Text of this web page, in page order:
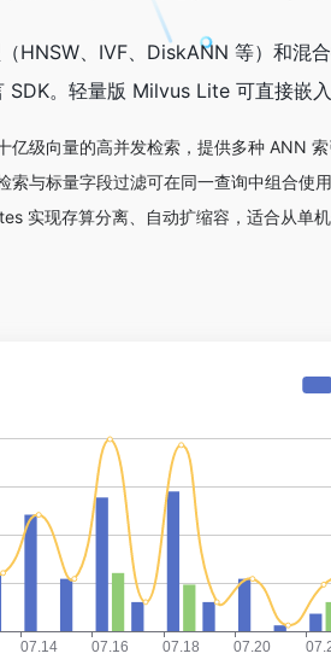
HNSW、IVF、DiskANN 等）和混
。轻量版 Milvus Lite 可直接嵌
亿级向量的高并发检索，提供多种 ANN
索与标量字段过滤可在同一查询中组合使
实现存算分离、自动扩缩容，适合从单